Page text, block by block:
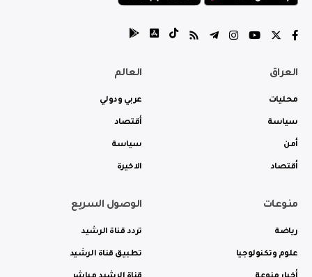
العراق
محليات
سياسة
أمن
أقتصاد
العالم
عربي ودولي
أقتصاد
سياسة
الاخيرة
منوعات
رياضة
علوم وتكنولوجيا
الوصول السريع
تردد قناة الرشيد
تطبيق قناة الرشيد